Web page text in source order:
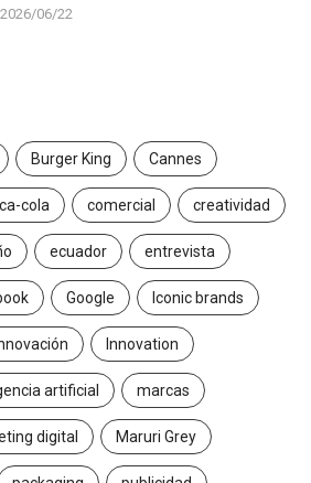
2026/06/22
Burger King Cannes
cola comercial creatividad
ecuador entrevista
Google Iconic brands
Innovation
artificial marcas
digital Maruri Grey